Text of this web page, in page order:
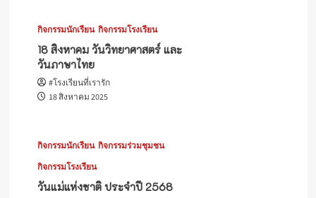
กิจกรรมนักเรียน กิจกรรมโรงเรียน
18 สิงหาคม วันวิทยาศาสตร์ และ
วันภาษาไทย
#โรงเรียนที่เรารัก
18 สิงหาคม 2025
กิจกรรมนักเรียน กิจกรรมร่วมชุมชน
กิจกรรมโรงเรียน
วันแม่แห่งชาติ ประจำปี 2568